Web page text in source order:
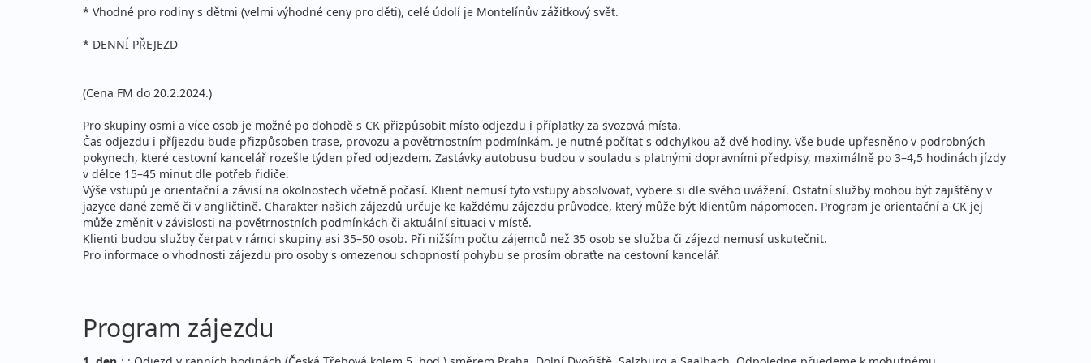
* Vhodné pro rodiny s dětmi (velmi výhodné ceny pro děti), celé údolí je Montelínův zážitkový svět.
* DENNÍ PŘEJEZD
(Cena FM do 20.2.2024.)
Pro skupiny osmi a více osob je možné po dohodě s CK přizpůsobit místo odjezdu i příplatky za svozová místa.
Čas odjezdu i příjezdu bude přizpůsoben trase, provozu a povětrnostním podmínkám. Je nutné počítat s odchylkou až dvě hodiny. Vše bude upřesněno v podrobných
pokynech, které cestovní kancelář rozešle týden před odjezdem. Zastávky autobusu budou v souladu s platnými dopravními předpisy, maximálně po 3–4,5 hodinách jízdy
v délce 15–45 minut dle potřeb řidiče.
Výše vstupů je orientační a závisí na okolnostech včetně počasí. Klient nemusí tyto vstupy absolvovat, vybere si dle svého uvážení. Ostatní služby mohou být zajištěny v
jazyce dané země či v angličtině. Charakter našich zájezdů určuje ke každému zájezdu průvodce, který může být klientům nápomocen. Program je orientační a CK jej
může změnit v závislosti na povětrnostních podmínkách či aktuální situaci v místě.
Klienti budou služby čerpat v rámci skupiny asi 35–50 osob. Při nižším počtu zájemců než 35 osob se služba či zájezd nemusí uskutečnit.
Pro informace o vhodnosti zájezdu pro osoby s omezenou schopností pohybu se prosím obraťte na cestovní kancelář.
Program zájezdu